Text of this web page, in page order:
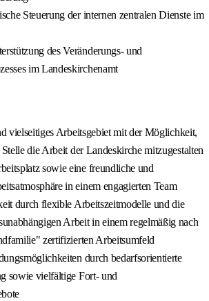
Steuerung der internen zentralen Dienste im
des Veränderungs- und
im Landeskirchenamt
vielseitiges Arbeitsgebiet mit der Möglichkeit,
die Arbeit der Landeskirche mitzugestalten
sowie eine freundliche und
in einem engagierten Team
durch flexible Arbeitszeitmodelle und die
Arbeit in einem regelmäßig nach
zertifizierten Arbeitsumfeld
durch bedarfsorientierte
sowie vielfältige Fort- und